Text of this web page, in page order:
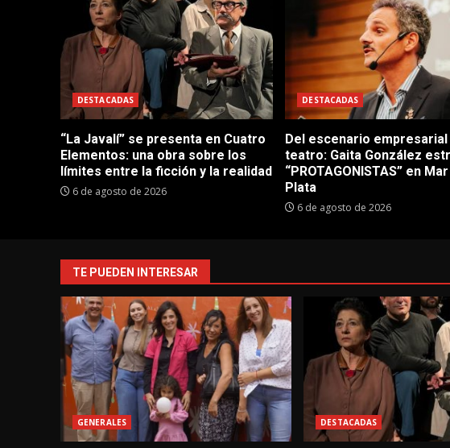
DESTACADAS
“La Javalí” se presenta en Cuatro
Elementos: una obra sobre los
límites entre la ficción y la realidad
6 de agosto de 2026
DESTACADAS
Del escenario empresarial
teatro: Gaita González
“PROTAGONISTAS” en
Plata
6 de agosto de 2026
TE PUEDEN INTERESAR
GENERALES DESTACADAS